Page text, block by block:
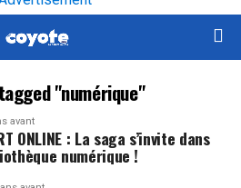
"numérique"
avant
ONLINE : La saga s’invite dans
numérique !